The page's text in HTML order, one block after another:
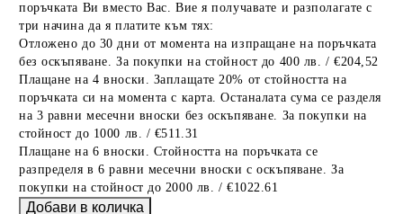
поръчката Ви вместо Вас. Вие я получавате и разполагате с
три начина да я платите към тях:
Отложено до 30 дни от момента на изпращане на поръчката
без оскъпяване. За покупки на стойност до 400 лв. / €204,52
Плащане на 4 вноски. Заплащате 20% от стойността на
поръчката си на момента с карта. Останалата сума се разделя
на 3 равни месечни вноски без оскъпяване. За покупки на
стойност до 1000 лв. / €511.31
Плащане на 6 вноски. Стойността на поръчката се
разпределя в 6 равни месечни вноски с оскъпяване. За
покупки на стойност до 2000 лв. / €1022.61